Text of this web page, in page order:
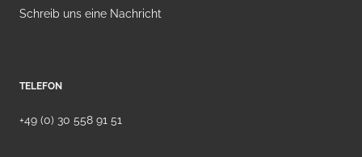
Schreib uns eine Nachricht
TELEFON
+49 (0) 30 558 91 51